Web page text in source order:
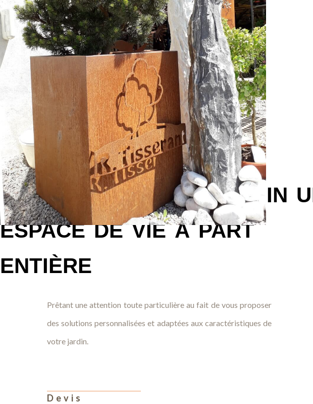
Faites de votre jardin
espace de vie à part
entière
Prêtant une attention toute particulière au fait de vous proposer
des solutions personnalisées et adaptées aux caractéristiques de
votre jardin.
Devis